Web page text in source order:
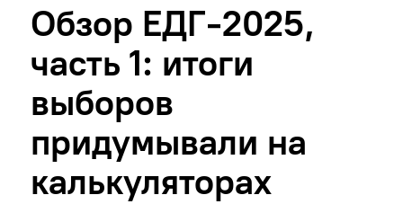
Обзор ЕДГ-2025,
часть 1: итоги
выборов
придумывали на
калькуляторах